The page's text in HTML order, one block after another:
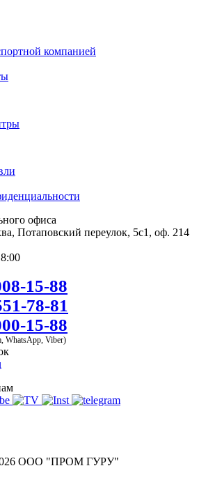
компанией
офиса
Потаповский переулок, 5с1, оф. 214
15-88
78-81
15-88
WhatsApp, Viber)
ООО "ПРОМ ГУРУ"